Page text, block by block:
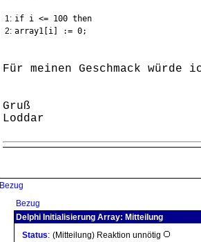
1: if i <= 100 then
2: array1[i] := 0;
Für meinen Geschmack
Gruß
Loddar
Bezug
Bezug
Delphi Initialisierung Array: Mitteilung
Status: (Mitteilung) Reaktion unnötig